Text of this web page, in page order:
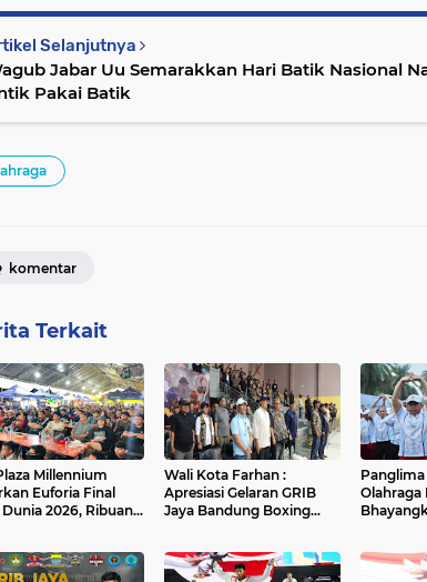
Selanjutnya
Jabar Uu Semarakkan Hari Batik Nasional
Pakai Batik
komentar
Terkait
Millennium
Euforia Final
Dunia 2026, Ribuan
Wali Kota Farhan :
Apresiasi Gelaran GRIB
Jaya Bandung Boxing
Olahraga